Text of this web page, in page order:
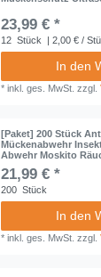
23,99 € *
12 Stück | 2,00 € /
In den
*inkl. ges. MwSt. zzgl.
[Paket] 200 Stück
Mückenabwehr
Abwehr Moskito
21,99 € *
200 Stück
In den
*inkl. ges. MwSt. zzgl.